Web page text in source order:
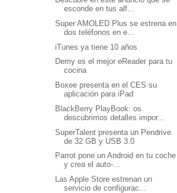
esconde en tus alf...
Super AMOLED Plus se estrena en
dos teléfonos en e...
iTunes ya tiene 10 años
Demy es el mejor eReader para tu
cocina
Boxee presenta en el CES su
aplicación para iPad
BlackBerry PlayBook: os
descubrimos detalles impor...
SuperTalent presenta un Pendrive
de 32 GB y USB 3.0
Parrot pone un Android en tu coche
y crea el auto-...
Las Apple Store estrenan un
servicio de configurac...